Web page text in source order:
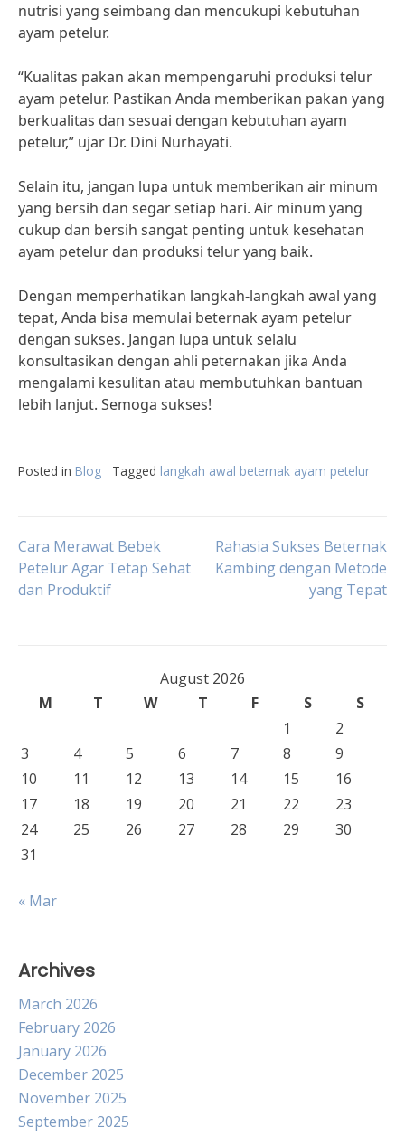
nutrisi yang seimbang dan mencukupi kebutuhan
ayam petelur.
“Kualitas pakan akan mempengaruhi produksi telur
ayam petelur. Pastikan Anda memberikan pakan yang
berkualitas dan sesuai dengan kebutuhan ayam
petelur,” ujar Dr. Dini Nurhayati.
Selain itu, jangan lupa untuk memberikan air minum
yang bersih dan segar setiap hari. Air minum yang
cukup dan bersih sangat penting untuk kesehatan
ayam petelur dan produksi telur yang baik.
Dengan memperhatikan langkah-langkah awal yang
tepat, Anda bisa memulai beternak ayam petelur
dengan sukses. Jangan lupa untuk selalu
konsultasikan dengan ahli peternakan jika Anda
mengalami kesulitan atau membutuhkan bantuan
lebih lanjut. Semoga sukses!
Posted in Blog Tagged langkah awal beternak ayam petelur
Post
navigation
Cara Merawat Bebek
Petelur Agar Tetap Sehat
dan Produktif
Rahasia Sukses Beternak
Kambing dengan Metode
yang Tepat
August 2026
M
T W T F S
S
1
2
3
4 5 6 7 8
9
10
11 12 13 14 15
16
17
18 19 20 21 22
23
24
25 26 27 28 29
30
31
« Mar
Archives
March 2026
February 2026
January 2026
December 2025
November 2025
September 2025